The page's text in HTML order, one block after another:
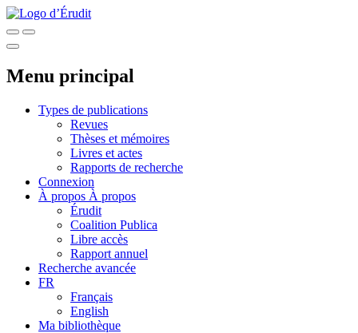
Menu principal
Types de publications
Revues
Thèses et mémoires
Livres et actes
Rapports de recherche
Connexion
À propos À propos
Érudit
Coalition Publica
Libre accès
Rapport annuel
Recherche avancée
FR
Français
English
Ma bibliothèque